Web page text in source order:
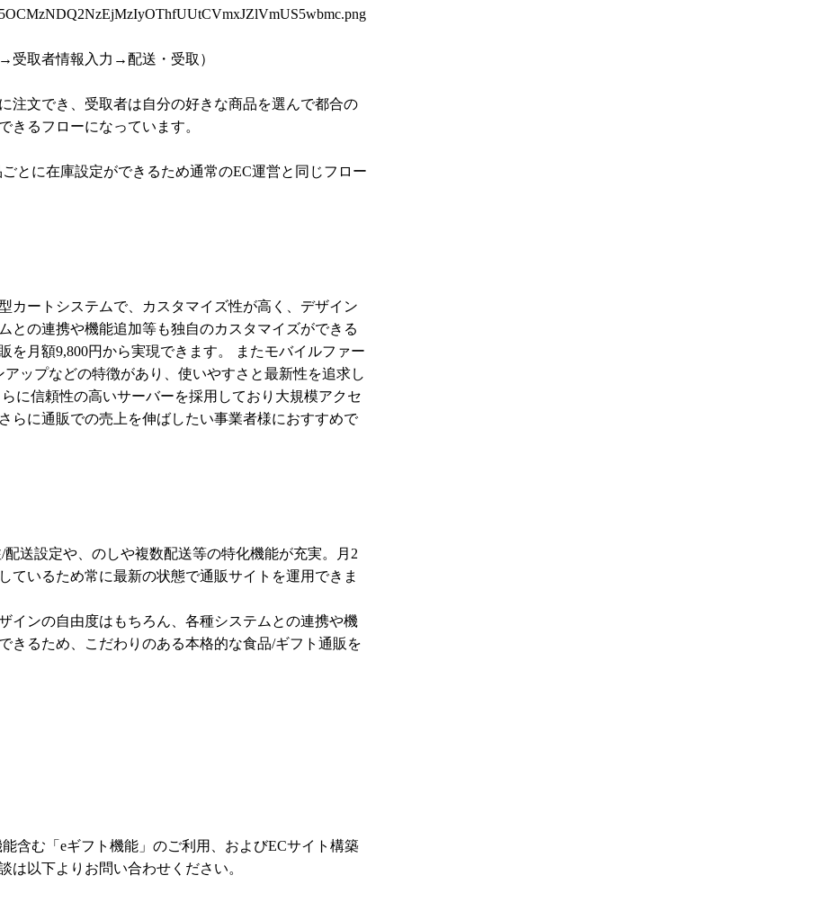
受取者情報入力→配送・受取）
注文でき、受取者は自分の好きな商品を選んで都合の
きるフローになっています。
とに在庫設定ができるため通常のEC運営と同じフロー
カートシステムで、カスタマイズ性が高く、デザイン
との連携や機能追加等も独自のカスタマイズができる
を月額9,800円から実現できます。 またモバイルファー
ップなどの特徴があり、使いやすさと最新性を追求し
に信頼性の高いサーバーを採用しており大規模アクセ
らに通販での売上を伸ばしたい事業者様におすすめで
送設定や、のしや複数配送等の特化機能が充実。月2
ているため常に最新の状態で通販サイトを運用できま
インの自由度はもちろん、各種システムとの連携や機
きるため、こだわりのある本格的な食品/ギフト通販を
含む「eギフト機能」のご利用、およびECサイト構築
は以下よりお問い合わせください。